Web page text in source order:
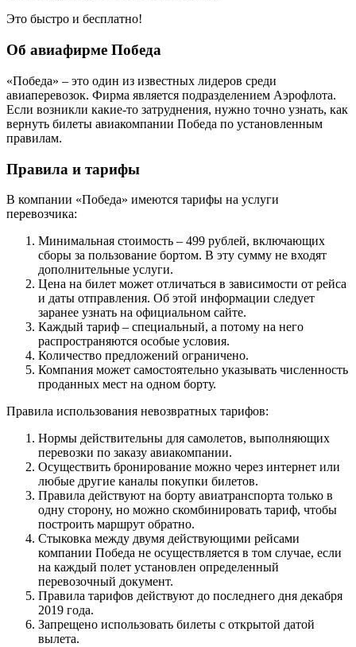
Это быстро и бесплатно!
Об авиафирме Победа
«Победа» – это один из известных лидеров среди
авиаперевозок. Фирма является подразделением Аэрофлота.
Если возникли какие-то затруднения, нужно точно узнать, как
вернуть билеты авиакомпании Победа по установленным
правилам.
Правила и тарифы
В компании «Победа» имеются тарифы на услуги
перевозчика:
Минимальная стоимость – 499 рублей, включающих
сборы за пользование бортом. В эту сумму не входят
дополнительные услуги.
Цена на билет может отличаться в зависимости от рейса
и даты отправления. Об этой информации следует
заранее узнать на официальном сайте.
Каждый тариф – специальный, а потому на него
распространяются особые условия.
Количество предложений ограничено.
Компания может самостоятельно указывать численность
проданных мест на одном борту.
Правила использования невозвратных тарифов:
Нормы действительны для самолетов, выполняющих
перевозки по заказу авиакомпании.
Осуществить бронирование можно через интернет или
любые другие каналы покупки билетов.
Правила действуют на борту авиатранспорта только в
одну сторону, но можно скомбинировать тариф, чтобы
построить маршрут обратно.
Стыковка между двумя действующими рейсами
компании Победа не осуществляется в том случае, если
на каждый полет установлен определенный
перевозочный документ.
Правила тарифов действуют до последнего дня декабря
2019 года.
Запрещено использовать билеты с открытой датой
вылета.